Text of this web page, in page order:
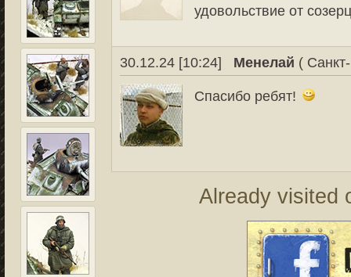
удовольствие от
30.12.24 [10:24] Менелай (
Спасибо ребят!
Already visited